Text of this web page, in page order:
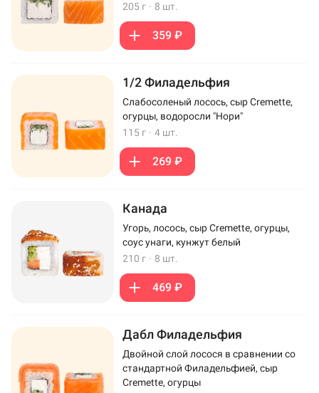
205 г · 8 шт.
359 ₽
1/2 Филадельфия
Слабосоленый лосось, сыр Cremette,
огурцы, водоросли "Нори"
115 г · 4 шт.
269 ₽
Канада
Угорь, лосось, сыр Cremette, огурцы,
соус унаги, кунжут белый
210 г · 8 шт.
469 ₽
Дабл Филадельфия
Двойной слой лосося в сравнении со
стандартной Филадельфией, сыр
Cremette, огурцы